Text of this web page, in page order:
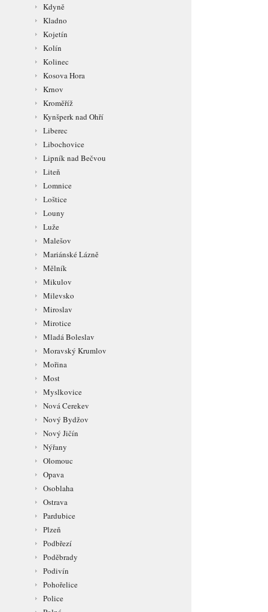
Kdyně
Kladno
Kojetín
Kolín
Kolinec
Kosova Hora
Krnov
Kroměříž
Kynšperk nad Ohří
Liberec
Libochovice
Lipník nad Bečvou
Liteň
Lomnice
Loštice
Louny
Luže
Malešov
Mariánské Lázně
Mělník
Mikulov
Milevsko
Miroslav
Mirotice
Mladá Boleslav
Moravský Krumlov
Mořina
Most
Myslkovice
Nová Cerekev
Nový Bydžov
Nový Jičín
Nýřany
Olomouc
Opava
Osoblaha
Ostrava
Pardubice
Plzeň
Podbřezí
Poděbrady
Podivín
Pohořelice
Police